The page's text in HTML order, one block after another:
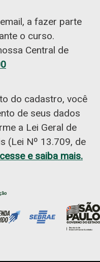
a fazer parte
o curso.
Central de
do cadastro, você
de seus dados
a Lei Geral de
(Lei Nº 13.709, de
e saiba mais.